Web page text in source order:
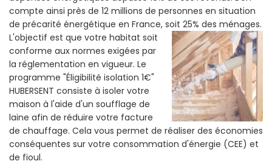
compte ainsi près de 12 millions de personnes en situation
de précarité énergétique en France, soit 25% des ménages.
L'objectif est que votre habitat soit
conforme aux normes exigées par
la réglementation en vigueur. Le
programme "Éligibilité isolation 1€"
HUBERSENT consiste à isoler votre
maison à l'aide d'un soufflage de
laine afin de réduire votre facture
de chauffage. Cela vous permet de réaliser des économies
conséquentes sur votre consommation d'énergie (CEE) et
de fioul.